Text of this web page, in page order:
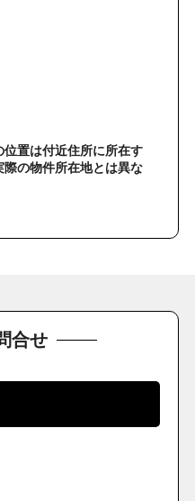
置は付近住所に所在す
の物件所在地とは異な
合せ